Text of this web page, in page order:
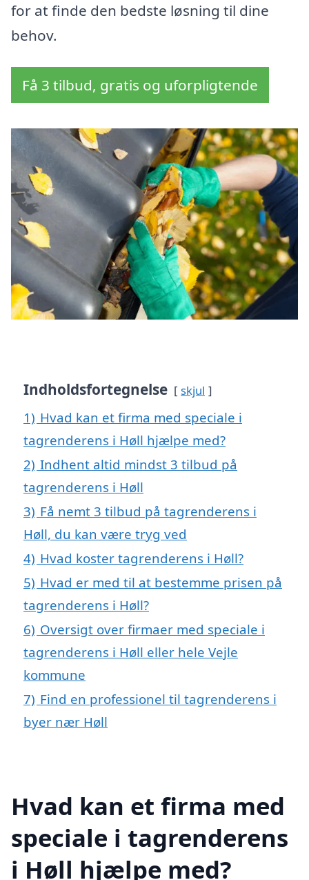
for at finde den bedste løsning til dine
behov.
Få 3 tilbud, gratis og uforpligtende
Indholdsfortegnelse skjul
1) Hvad kan et firma med speciale i
tagrenderens i Høll hjælpe med?
2) Indhent altid mindst 3 tilbud på
tagrenderens i Høll
3) Få nemt 3 tilbud på tagrenderens i
Høll, du kan være tryg ved
4) Hvad koster tagrenderens i Høll?
5) Hvad er med til at bestemme prisen på
tagrenderens i Høll?
6) Oversigt over firmaer med speciale i
tagrenderens i Høll eller hele Vejle
kommune
7) Find en professionel til tagrenderens i
byer nær Høll
Hvad kan et firma med
speciale i tagrenderens
i Høll hjælpe med?